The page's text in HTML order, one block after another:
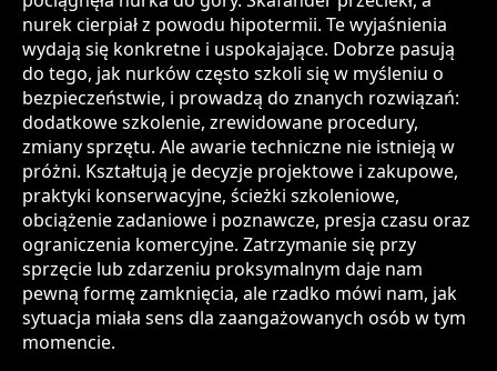
nurek cierpiał z powodu hipotermii. Te wyjaśnienia
wydają się konkretne i uspokajające. Dobrze pasują
do tego, jak nurków często szkoli się w myśleniu o
bezpieczeństwie, i prowadzą do znanych rozwiązań:
dodatkowe szkolenie, zrewidowane procedury,
zmiany sprzętu. Ale awarie techniczne nie istnieją w
próżni. Kształtują je decyzje projektowe i zakupowe,
praktyki konserwacyjne, ścieżki szkoleniowe,
obciążenie zadaniowe i poznawcze, presja czasu oraz
ograniczenia komercyjne. Zatrzymanie się przy
sprzęcie lub zdarzeniu proksymalnym daje nam
pewną formę zamknięcia, ale rzadko mówi nam, jak
sytuacja miała sens dla zaangażowanych osób w tym
momencie.